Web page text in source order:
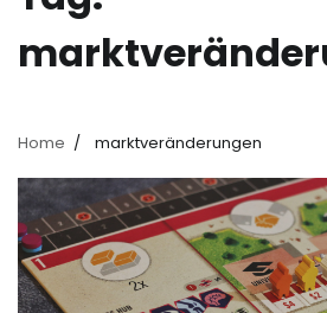
Home marktveränderungen